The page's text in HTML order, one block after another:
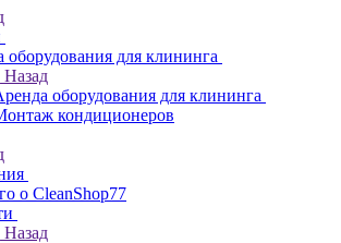
оборудования для клининга
Назад
оборудования для клининга
кондиционеров
о CleanShop77
Назад